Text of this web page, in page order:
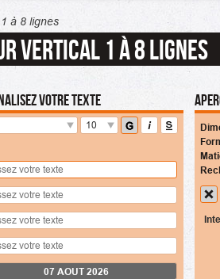
à 8 lignes
Vertical 1 à 8 lignes
votre texte
10
07 AOUT 2026